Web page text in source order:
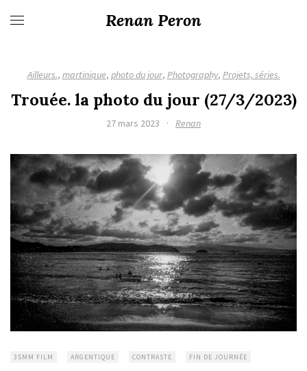
Renan Peron
Ailleurs., martinique, photo du jour, Photography, Projets, séries.
Trouée. la photo du jour (27/3/2023)
27 mars 2023 · Renan
35MM FILM ARGENTIQUE CONTRASTE FIN DE JOURNÉE